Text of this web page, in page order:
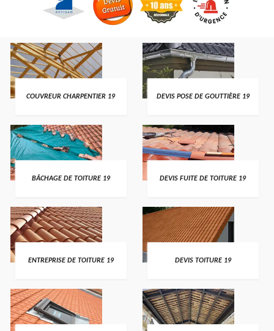
COUVREUR CHARPENTIER 19 DEVIS POSE DE GOUTTIÈRE 19
BÂCHAGE DE TOITURE 19 DEVIS FUITE DE TOITURE 19
ENTREPRISE DE TOITURE 19 DEVIS TOITURE 19